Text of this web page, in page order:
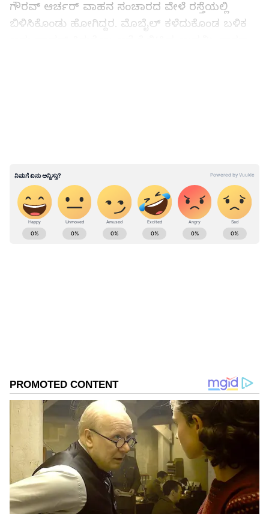
ಗೌರವ್ ಆರ್ಚರ್ ವಾಹನ ಸಂಚಾರದ ವೇಳೆ ರಸ್ತೆಯಲ್ಲಿ
ಬಿಳಿಸಿಕೊಂಡು ಹೋಗಿದ್ದರ. ಮೊಬೈಲ್ ಕಳೆದುಕೊಂಡ ಬಳಿಕ
ABOUT THE AUTHOR